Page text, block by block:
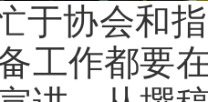
于协会和
工作都要